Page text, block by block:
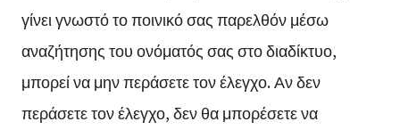
γίνει γνωστό το ποινικό σας παρελθόν μέσω
αναζήτησης του ονόματός σας στο διαδίκτυο,
μπορεί να μην περάσετε τον έλεγχο. Αν δεν
περάσετε τον έλεγχο, δεν θα μπορέσετε να